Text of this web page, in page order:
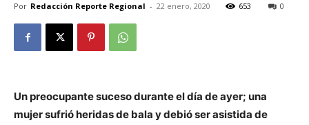
Por Redacción Reporte Regional - 22 enero, 2020 653 0
Un preocupante suceso durante el día de ayer; una
mujer sufrió heridas de bala y debió ser asistida de